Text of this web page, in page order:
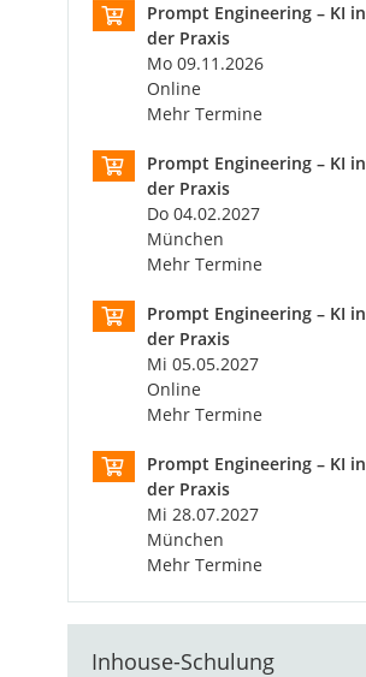
Prompt Engineering – KI in
der Praxis
Mo 09.11.2026
Online
Mehr Termine
Prompt Engineering – KI in
der Praxis
Do 04.02.2027
München
Mehr Termine
Prompt Engineering – KI in
der Praxis
Mi 05.05.2027
Online
Mehr Termine
Prompt Engineering – KI in
der Praxis
Mi 28.07.2027
München
Mehr Termine
Inhouse-Schulung